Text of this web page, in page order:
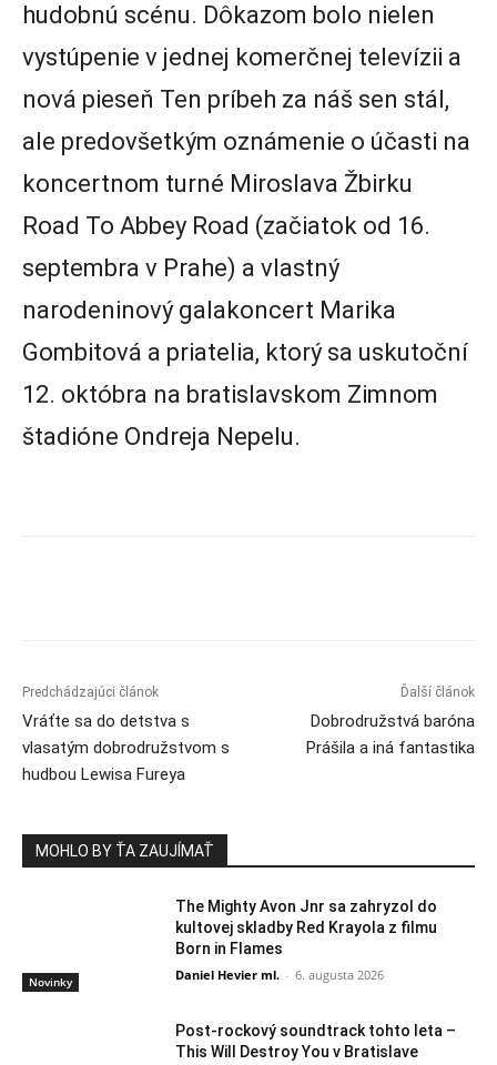
hudobnú scénu. Dôkazom bolo nielen
vystúpenie v jednej komerčnej televízii a
nová pieseň Ten príbeh za náš sen stál,
ale predovšetkým oznámenie o účasti na
koncertnom turné Miroslava Žbirku
Road To Abbey Road (začiatok od 16.
septembra v Prahe) a vlastný
narodeninový galakoncert Marika
Gombitová a priatelia, ktorý sa uskutoční
12. októbra na bratislavskom Zimnom
štadióne Ondreja Nepelu.
Predchádzajúci článok
Vráťte sa do detstva s
vlasatým dobrodružstvom s
hudbou Lewisa Fureya
Ďalší článok
Dobrodružstvá baróna
Prášila a iná fantastika
MOHLO BY ŤA ZAUJÍMAŤ
Novinky
The Mighty Avon Jnr sa zahryzol do
kultovej skladby Red Krayola z filmu
Born in Flames
Daniel Hevier ml. - 6. augusta 2026
Post-rockový soundtrack tohto leta –
This Will Destroy You v Bratislave